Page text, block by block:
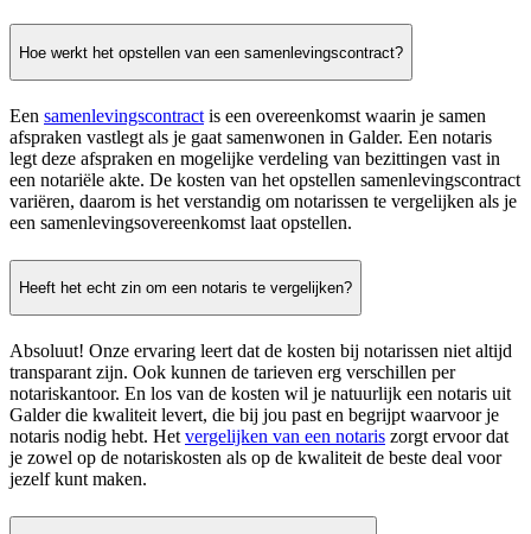
Hoe werkt het opstellen van een samenlevingscontract?
Een samenlevingscontract is een overeenkomst waarin je samen
afspraken vastlegt als je gaat samenwonen in Galder. Een notaris
legt deze afspraken en mogelijke verdeling van bezittingen vast in
een notariële akte. De kosten van het opstellen samenlevingscontract
variëren, daarom is het verstandig om notarissen te vergelijken als je
een samenlevingsovereenkomst laat opstellen.
Heeft het echt zin om een notaris te vergelijken?
Absoluut! Onze ervaring leert dat de kosten bij notarissen niet altijd
transparant zijn. Ook kunnen de tarieven erg verschillen per
notariskantoor. En los van de kosten wil je natuurlijk een notaris uit
Galder die kwaliteit levert, die bij jou past en begrijpt waarvoor je
notaris nodig hebt. Hetvergelijken van een notaris zorgt ervoor dat
je zowel op de notariskosten als op de kwaliteit de beste deal voor
jezelf kunt maken.